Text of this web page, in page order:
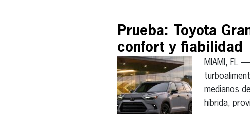
Prueba: Toyota
confort y fiabilidad
MIAMI, FL
medianos
híbrida,